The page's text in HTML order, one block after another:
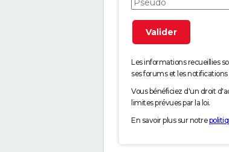
Les informations recueillies
ses forums et les
Vous bénéficiez d'un droit
limites prévues par la loi.
En savoir plus sur notre